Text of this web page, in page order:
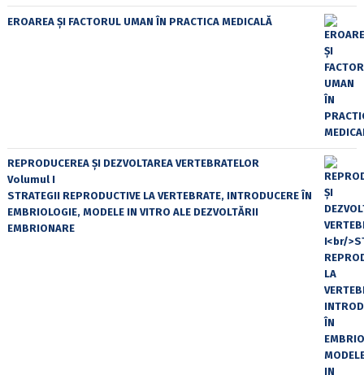
EROAREA ȘI FACTORUL UMAN ÎN PRACTICA MEDICALĂ
REPRODUCEREA ȘI DEZVOLTAREA VERTEBRATELOR
Volumul I
STRATEGII REPRODUCTIVE LA VERTEBRATE, INTRODUCERE ÎN
EMBRIOLOGIE, MODELE IN VITRO ALE DEZVOLTĂRII
EMBRIONARE